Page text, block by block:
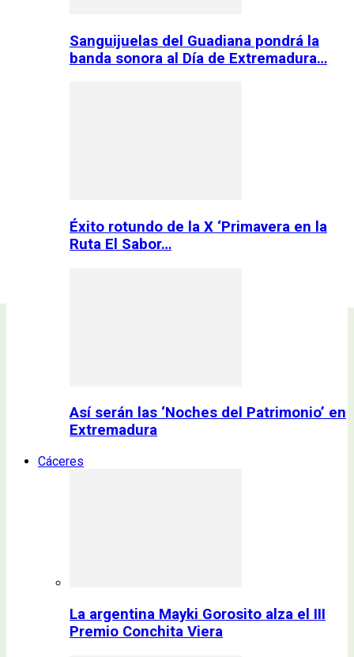
Sanguijuelas del Guadiana pondrá la
banda sonora al Día de Extremadura…
Éxito rotundo de la X ‘Primavera en la
Ruta El Sabor…
Así serán las ‘Noches del Patrimonio’ en
Extremadura
Cáceres
La argentina Mayki Gorosito alza el III
Premio Conchita Viera